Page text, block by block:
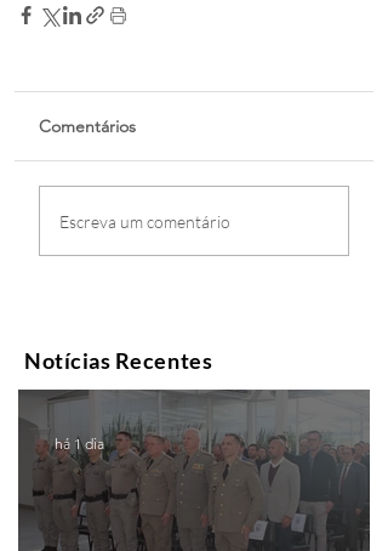
Comentários
Escreva um comentário
Notícias Recentes
há 1 dia